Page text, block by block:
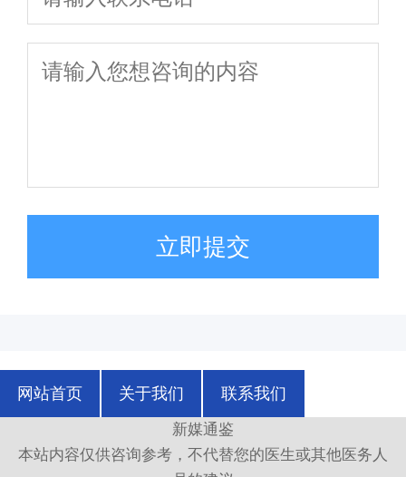
立即提交
网站首页 关于我们 联系我们
新媒通鉴
本站内容仅供咨询参考，不代替您的医生或其他医务人